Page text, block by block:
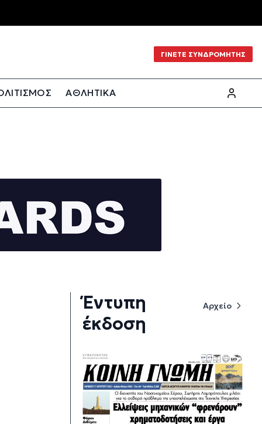
ΓΙΝΕΤΕ ΣΥΝΔΡΟΜΗΤΗΣ
ΑΘΛΗΤΙΚΑ
Έντυπη
έκδοση
Αρχείο